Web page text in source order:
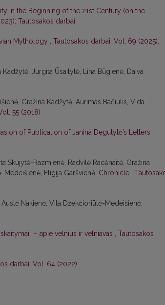
in the Beginning of the 21st Century (on the
Tautosakos darbai
Mythology , Tautosakos darbai: Vol. 69 (2025):
Jurgita Ūsaitytė, Lina Būgienė, Daiva
Gražina Kadžytė, Aurimas Bačiulis, Vida
55 (2018)
of Publication of Janina Degutytė’s Letters ,
Skujytė-Razmienė, Radvilė Racėnaitė, Gražina
Eligija Garšvienė, Chronicle ,
Nakienė, Vita Džekčioriūtė-Medeišienė,
– apie velnius ir velniavas , Tautosakos
darbai: Vol. 64 (2022)